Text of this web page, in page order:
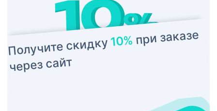
Получите скидку10% при заказе
через сайт